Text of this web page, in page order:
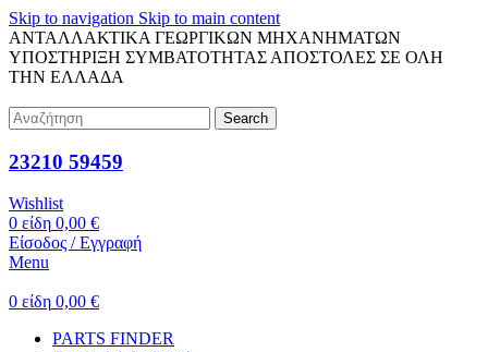
Skip to navigation Skip to main content
ΑΝΤΑΛΛΑΚΤΙΚΑ ΓΕΩΡΓΙΚΩΝ ΜΗΧΑΝΗΜΑΤΩΝ
ΥΠΟΣΤΗΡΙΞΗ ΣΥΜΒΑΤΟΤΗΤΑΣ ΑΠΟΣΤΟΛΕΣ ΣΕ ΟΛΗ
ΤΗΝ ΕΛΛΑΔΑ
Search
23210 59459
Wishlist
0 είδη 0,00 €
Είσοδος / Εγγραφή
Menu
0 είδη 0,00 €
PARTS FINDER